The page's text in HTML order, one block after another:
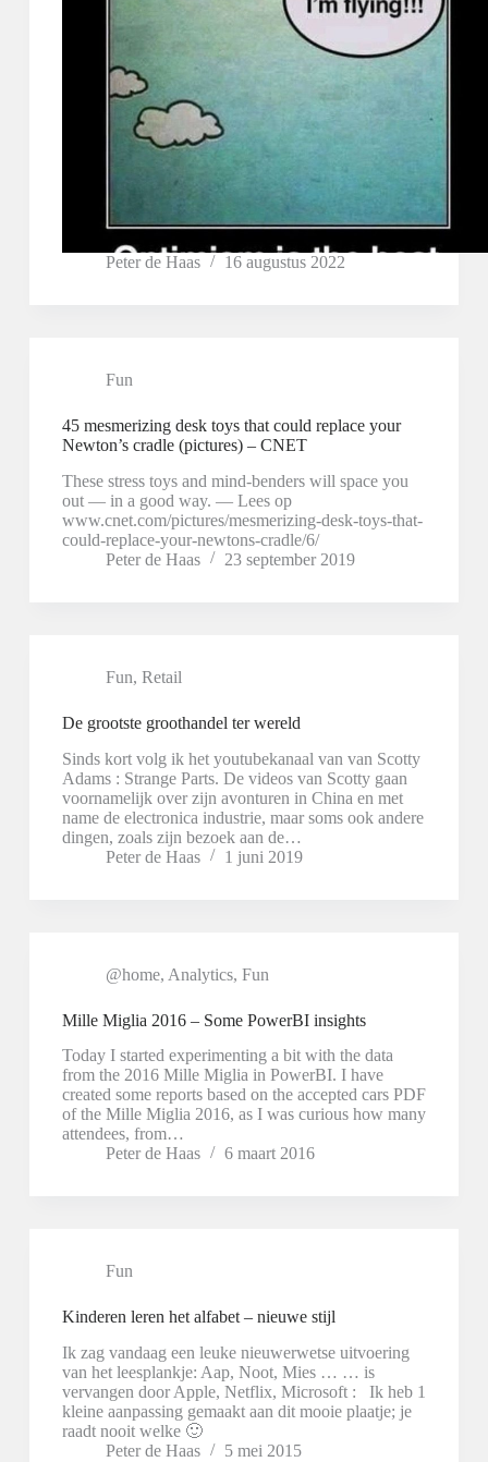
Peter de Haas 16 augustus 2022
Fun
45 mesmerizing desk toys that could replace your
Newton’s cradle (pictures) – CNET
These stress toys and mind-benders will space you
out — in a good way. — Lees op
www.cnet.com/pictures/mesmerizing-desk-toys-that-
could-replace-your-newtons-cradle/6/
Peter de Haas
23 september 2019
Fun, Retail
De grootste groothandel ter wereld
Sinds kort volg ik het youtubekanaal van van Scotty
Adams : Strange Parts. De videos van Scotty gaan
voornamelijk over zijn avonturen in China en met
name de electronica industrie, maar soms ook andere
dingen, zoals zijn bezoek aan de…
Peter de Haas
1 juni 2019
@home, Analytics, Fun
Mille Miglia 2016 – Some PowerBI insights
Today I started experimenting a bit with the data
from the 2016 Mille Miglia in PowerBI. I have
created some reports based on the accepted cars PDF
of the Mille Miglia 2016, as I was curious how many
attendees, from…
Peter de Haas
6 maart 2016
Fun
Kinderen leren het alfabet – nieuwe stijl
Ik zag vandaag een leuke nieuwerwetse uitvoering
van het leesplankje: Aap, Noot, Mies … … is
vervangen door Apple, Netflix, Microsoft : Ik heb 1
kleine aanpassing gemaakt aan dit mooie plaatje; je
raadt nooit welke 🙂
Peter de Haas
5 mei 2015